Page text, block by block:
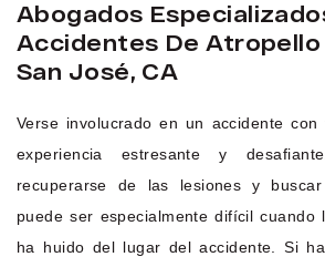
Abogados
Accidentes De Atropello
San José, CA
Verse involucrado en un accidente
experiencia estresante y
recuperarse de las lesiones y buscar
puede ser especialmente difícil cuando
ha huido del lugar del accidente. Si